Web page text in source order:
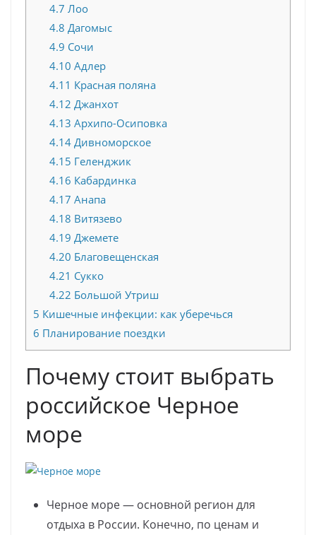
4.7 Лоо
4.8 Дагомыс
4.9 Сочи
4.10 Адлер
4.11 Красная поляна
4.12 Джанхот
4.13 Архипо-Осиповка
4.14Дивноморское
4.15 Геленджик
4.16 Кабардинка
4.17 Анапа
4.18 Витязево
4.19 Джемете
4.20 Благовещенская
4.21 Сукко
4.22 Большой Утриш
5 Кишечные инфекции: как уберечься
6 Планирование поездки
Почему стоит выбрать
российское Черное
море
Черное море — основной регион для
отдыха в России. Конечно, по ценам и